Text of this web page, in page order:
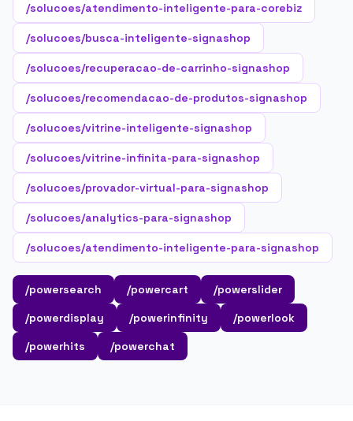
/solucoes/atendimento-inteligente-para-corebiz
/solucoes/busca-inteligente-signashop
/solucoes/recuperacao-de-carrinho-signashop
/solucoes/recomendacao-de-produtos-signashop
/solucoes/vitrine-inteligente-signashop
/solucoes/vitrine-infinita-para-signashop
/solucoes/provador-virtual-para-signashop
/solucoes/analytics-para-signashop
/solucoes/atendimento-inteligente-para-signashop
/powersearch /powercart
/powerslider
/powerdisplay
/powerinfinity
/powerlook
/powerhits
/powerchat